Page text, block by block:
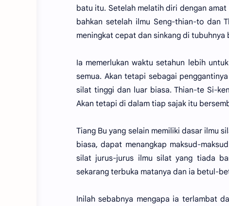
batu itu. Setelah melatih diri dengan
bahkan setelah ilmu Seng-thian-to dan
meningkat cepat dan sinkang di tubuhnya
Ia memerlukan waktu setahun lebih
semua. Akan tetapi sebagai
silat tinggi dan luar biasa. Thian-te Si-
Akan tetapi di dalam tiap sajak itu
Tiang Bu yang selain memiliki dasar ilmu
biasa, dapat menangkap maksud-
silat jurus-jurus ilmu silat yang tiada
sekarang terbuka matanya dan ia betul-
Inilah sebabnya mengapa ia terlambat